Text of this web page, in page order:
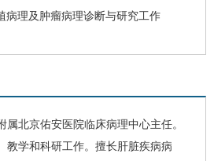
病理及肿瘤病理诊断与研究工作
属北京佑安医院临床病理中心主任。
教学和科研工作。擅长肝脏疾病病